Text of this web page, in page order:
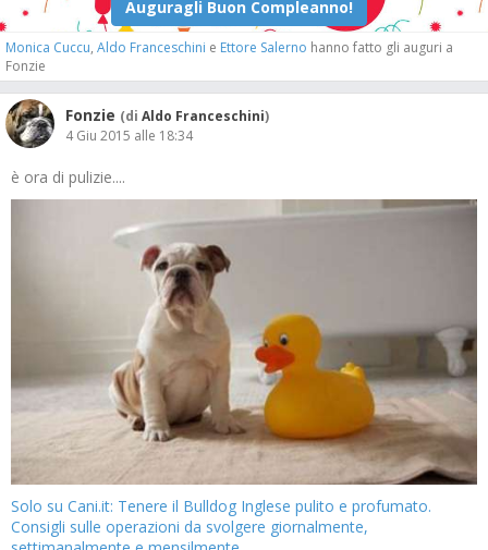
Monica Cuccu, Aldo Franceschini e Ettore Salerno hanno fatto gli auguri a
Fonzie
Fonzie (di Aldo Franceschini)
4 Giu 2015 alle 18:34
è ora di pulizie....
Solo su Cani.it: Tenere il Bulldog Inglese pulito e profumato.
Consigli sulle operazioni da svolgere giornalmente,